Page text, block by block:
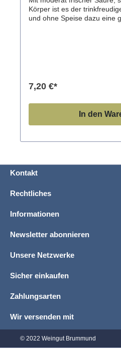
Körper ist es der
und ohne Speise dazu eine
ipsumTrinkempfehlungPasst
verfeinerter Vinaigrette
7,20 €*
In den
Kontakt
Rechtliches
Informationen
Newsletter abonnieren
Unsere Netzwerke
Sicher einkaufen
Zahlungsarten
Wir versenden mit
© 2022 Weingut Brummund